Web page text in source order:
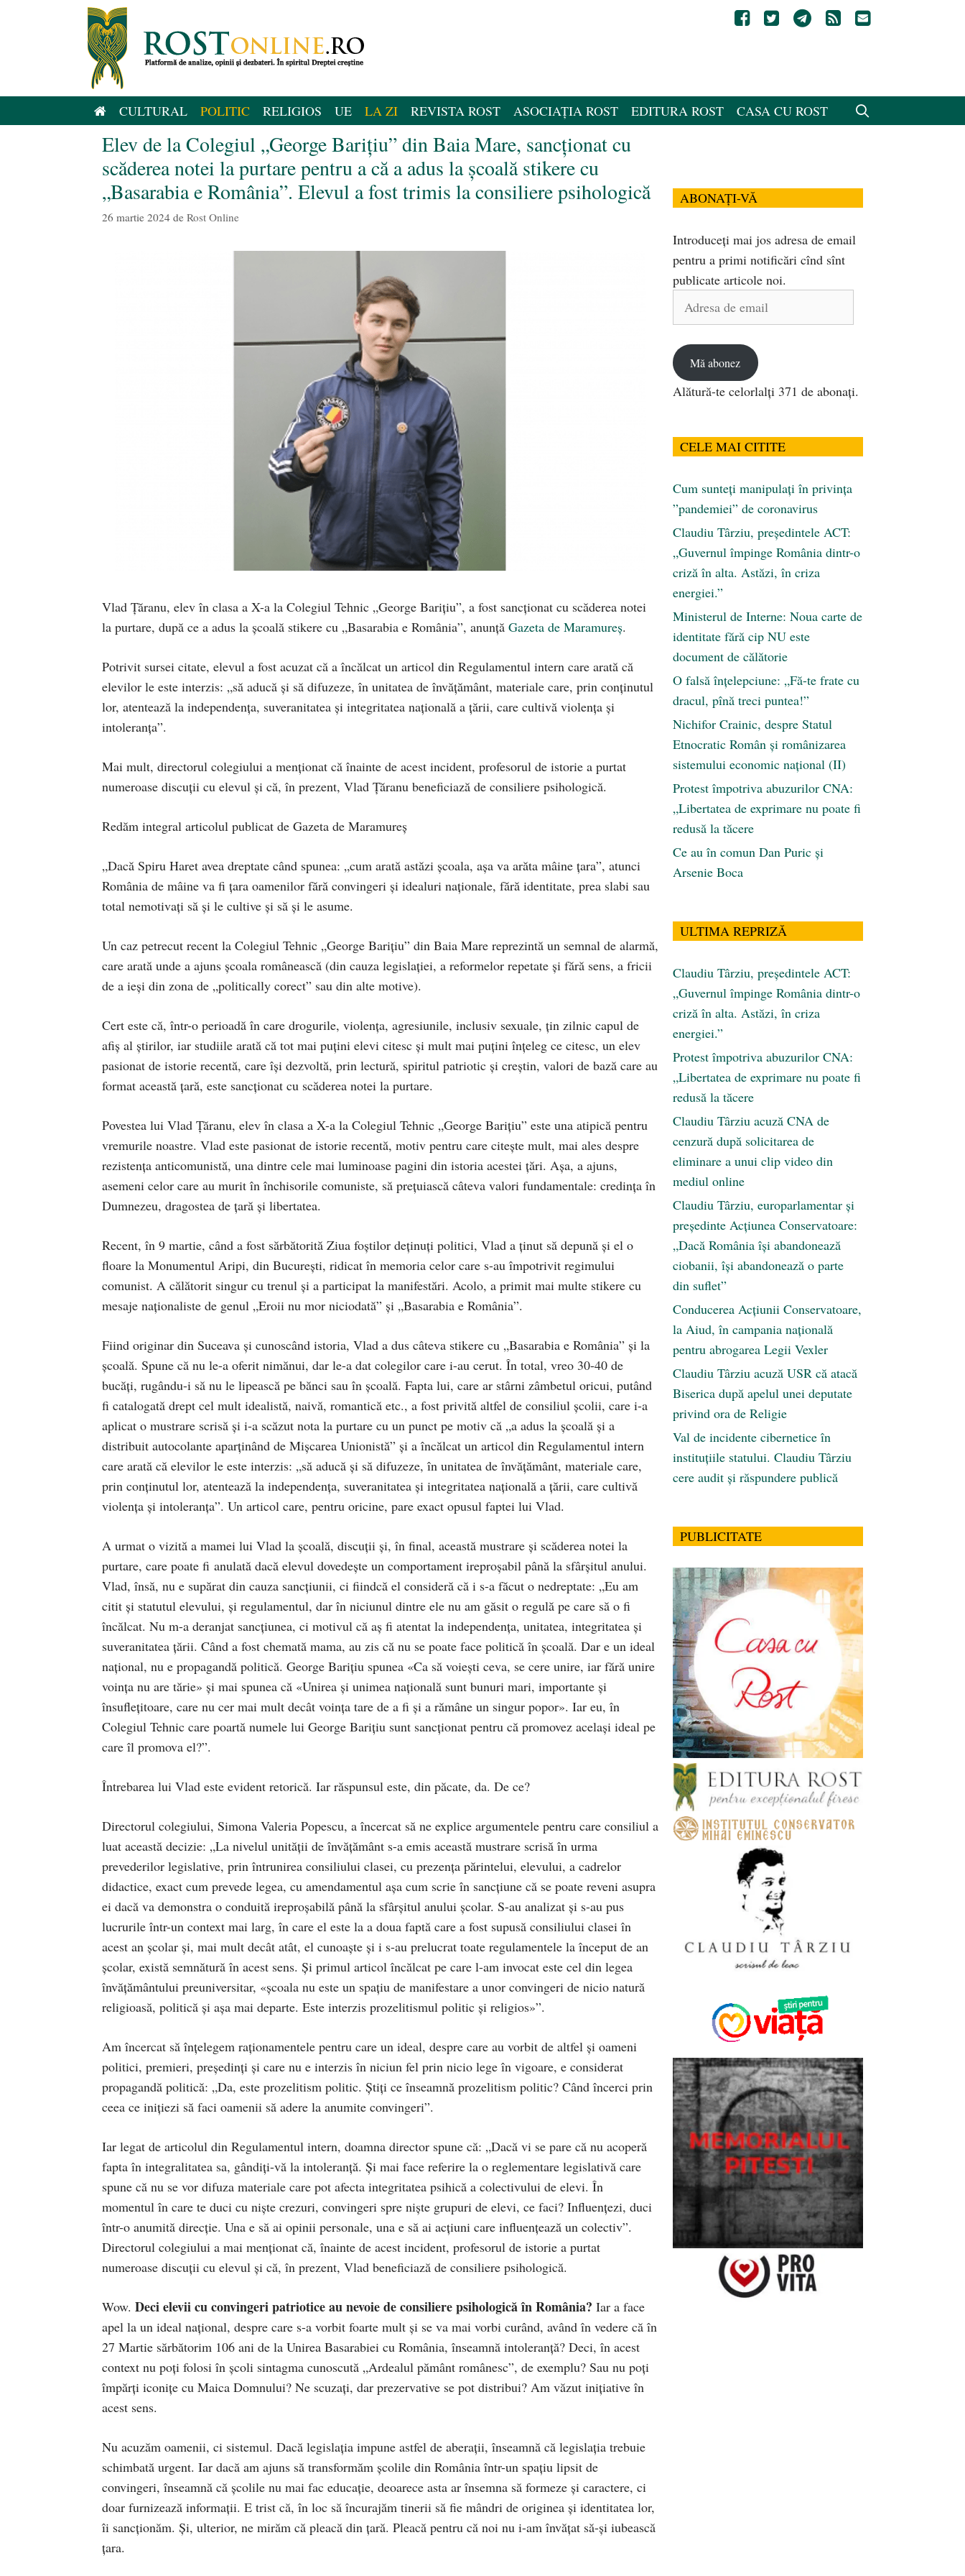
CULTURAL POLITIC RELIGIOS UE LA ZI REVISTA ROST ASOCIAȚIA ROST EDITURA ROST CASA CU ROST
Elev de la Colegiul „George Barițiu” din Baia Mare, sancționat cu
scăderea notei la purtare pentru a că a adus la școală stikere cu
„Basarabia e România”. Elevul a fost trimis la consiliere psihologică
26 martie 2024 de Rost Online
Vlad Țăranu, elev în clasa a X-a la Colegiul Tehnic „George Barițiu”, a fost sancționat cu scăderea notei
la purtare, după ce a adus la școală stikere cu „Basarabia e România”, anunță Gazeta de Maramureș.
Potrivit sursei citate, elevul a fost acuzat că a încălcat un articol din Regulamentul intern care arată că
elevilor le este interzis: „să aducă și să difuzeze, în unitatea de învățământ, materiale care, prin conținutul
lor, atentează la independența, suveranitatea și integritatea națională a țării, care cultivă violența și
intoleranța”.
Mai mult, directorul colegiului a menționat că înainte de acest incident, profesorul de istorie a purtat
numeroase discuții cu elevul și că, în prezent, Vlad Țăranu beneficiază de consiliere psihologică.
Redăm integral articolul publicat de Gazeta de Maramureș
„Dacă Spiru Haret avea dreptate când spunea: „cum arată astăzi școala, așa va arăta mâine țara”, atunci
România de mâine va fi țara oamenilor fără convingeri și idealuri naționale, fără identitate, prea slabi sau
total nemotivați să și le cultive și să și le asume.
Un caz petrecut recent la Colegiul Tehnic „George Barițiu” din Baia Mare reprezintă un semnal de alarmă,
care arată unde a ajuns școala românească (din cauza legislației, a reformelor repetate și fără sens, a fricii
de a ieși din zona de „politically corect” sau din alte motive).
Cert este că, într-o perioadă în care drogurile, violența, agresiunile, inclusiv sexuale, țin zilnic capul de
afiș al știrilor, iar studiile arată că tot mai puțini elevi citesc și mult mai puțini înțeleg ce citesc, un elev
pasionat de istorie recentă, care își dezvoltă, prin lectură, spiritul patriotic și creștin, valori de bază care au
format această țară, este sancționat cu scăderea notei la purtare.
Povestea lui Vlad Țăranu, elev în clasa a X-a la Colegiul Tehnic „George Barițiu” este una atipică pentru
vremurile noastre. Vlad este pasionat de istorie recentă, motiv pentru care citește mult, mai ales despre
rezistența anticomunistă, una dintre cele mai luminoase pagini din istoria acestei țări. Așa, a ajuns,
asemeni celor care au murit în închisorile comuniste, să prețuiască câteva valori fundamentale: credința în
Dumnezeu, dragostea de țară și libertatea.
Recent, în 9 martie, când a fost sărbătorită Ziua foștilor deținuți politici, Vlad a ținut să depună și el o
floare la Monumentul Aripi, din București, ridicat în memoria celor care s-au împotrivit regimului
comunist. A călătorit singur cu trenul și a participat la manifestări. Acolo, a primit mai multe stikere cu
mesaje naționaliste de genul „Eroii nu mor niciodată” și „Basarabia e România”.
Fiind originar din Suceava și cunoscând istoria, Vlad a dus câteva stikere cu „Basarabia e România” și la
școală. Spune că nu le-a oferit nimănui, dar le-a dat colegilor care i-au cerut. În total, vreo 30-40 de
bucăți, rugându-i să nu le lipească pe bănci sau în școală. Fapta lui, care ar stârni zâmbetul oricui, putând
fi catalogată drept cel mult idealistă, naivă, romantică etc., a fost privită altfel de consiliul școlii, care i-a
aplicat o mustrare scrisă și i-a scăzut nota la purtare cu un punct pe motiv că „a adus la școală și a
distribuit autocolante aparținând de Mișcarea Unionistă” și a încălcat un articol din Regulamentul intern
care arată că elevilor le este interzis: „să aducă și să difuzeze, în unitatea de învățământ, materiale care,
prin conținutul lor, atentează la independența, suveranitatea și integritatea națională a țării, care cultivă
violența și intoleranța”. Un articol care, pentru oricine, pare exact opusul faptei lui Vlad.
A urmat o vizită a mamei lui Vlad la școală, discuții și, în final, această mustrare și scăderea notei la
purtare, care poate fi anulată dacă elevul dovedește un comportament ireproșabil până la sfârșitul anului.
Vlad, însă, nu e supărat din cauza sancțiunii, ci fiindcă el consideră că i s-a făcut o nedreptate: „Eu am
citit și statutul elevului, și regulamentul, dar în niciunul dintre ele nu am găsit o regulă pe care să o fi
încălcat. Nu m-a deranjat sancțiunea, ci motivul că aș fi atentat la independența, unitatea, integritatea și
suveranitatea țării. Când a fost chemată mama, au zis că nu se poate face politică în școală. Dar e un ideal
național, nu e propagandă politică. George Barițiu spunea «Ca să voiești ceva, se cere unire, iar fără unire
voința nu are tărie» și mai spunea că «Unirea și unimea națională sunt bunuri mari, importante și
însuflețitoare, care nu cer mai mult decât voința tare de a fi și a rămâne un singur popor». Iar eu, în
Colegiul Tehnic care poartă numele lui George Barițiu sunt sancționat pentru că promovez același ideal pe
care îl promova el?”.
Întrebarea lui Vlad este evident retorică. Iar răspunsul este, din păcate, da. De ce?
Directorul colegiului, Simona Valeria Popescu, a încercat să ne explice argumentele pentru care consiliul a
luat această decizie: „La nivelul unității de învățământ s-a emis această mustrare scrisă în urma
prevederilor legislative, prin întrunirea consiliului clasei, cu prezența părintelui, elevului, a cadrelor
didactice, exact cum prevede legea, cu amendamentul așa cum scrie în sancțiune că se poate reveni asupra
ei dacă va demonstra o conduită ireproșabilă până la sfârșitul anului școlar. S-au analizat și s-au pus
lucrurile într-un context mai larg, în care el este la a doua faptă care a fost supusă consiliului clasei în
acest an școlar și, mai mult decât atât, el cunoaște și i s-au prelucrat toate regulamentele la început de an
școlar, există semnătură în acest sens. Și primul articol încălcat pe care l-am invocat este cel din legea
învățământului preuniversitar, «școala nu este un spațiu de manifestare a unor convingeri de nicio natură
religioasă, politică și așa mai departe. Este interzis prozelitismul politic și religios»”.
Am încercat să înțelegem raționamentele pentru care un ideal, despre care au vorbit de altfel și oameni
politici, premieri, președinți și care nu e interzis în niciun fel prin nicio lege în vigoare, e considerat
propagandă politică: „Da, este prozelitism politic. Știți ce înseamnă prozelitism politic? Când încerci prin
ceea ce inițiezi să faci oamenii să adere la anumite convingeri”.
Iar legat de articolul din Regulamentul intern, doamna director spune că: „Dacă vi se pare că nu acoperă
fapta în integralitatea sa, gândiți-vă la intoleranță. Și mai face referire la o reglementare legislativă care
spune că nu se vor difuza materiale care pot afecta integritatea psihică a colectivului de elevi. În
momentul în care te duci cu niște crezuri, convingeri spre niște grupuri de elevi, ce faci? Influențezi, duci
într-o anumită direcție. Una e să ai opinii personale, una e să ai acțiuni care influențează un colectiv”.
Directorul colegiului a mai menționat că, înainte de acest incident, profesorul de istorie a purtat
numeroase discuții cu elevul și că, în prezent, Vlad beneficiază de consiliere psihologică.
Wow. Deci elevii cu convingeri patriotice au nevoie de consiliere psihologică în România? Iar a face
apel la un ideal național, despre care s-a vorbit foarte mult și se va mai vorbi curând, având în vedere că în
27 Martie sărbătorim 106 ani de la Unirea Basarabiei cu România, înseamnă intoleranță? Deci, în acest
context nu poți folosi în școli sintagma cunoscută „Ardealul pământ românesc”, de exemplu? Sau nu poți
împărți iconițe cu Maica Domnului? Ne scuzați, dar prezervative se pot distribui? Am văzut inițiative în
acest sens.
Nu acuzăm oamenii, ci sistemul. Dacă legislația impune astfel de aberații, înseamnă că legislația trebuie
schimbată urgent. Iar dacă am ajuns să transformăm școlile din România într-un spațiu lipsit de
convingeri, înseamnă că școlile nu mai fac educație, deoarece asta ar însemna să formeze și caractere, ci
doar furnizează informații. E trist că, în loc să încurajăm tinerii să fie mândri de originea și identitatea lor,
îi sancționăm. Și, ulterior, ne mirăm că pleacă din țară. Pleacă pentru că noi nu i-am învățat să-și iubească
țara.
ABONAȚI-VĂ
Introduceți mai jos adresa de email
pentru a primi notificări cînd sînt
publicate articole noi.
Adresa
Mă abonez
Alătură-te celorlalți 371 de abonați.
CELE MAI CITITE
Cum sunteți manipulați în privința
”pandemiei” de coronavirus
Claudiu Târziu, președintele ACT:
„Guvernul împinge România dintr-o
criză în alta. Astăzi, în criza
energiei.”
Ministerul de Interne: Noua carte de
identitate fără cip NU este
document de călătorie
O falsă înțelepciune: „Fă-te frate cu
dracul, pînă treci puntea!”
Nichifor Crainic, despre Statul
Etnocratic Român şi românizarea
sistemului economic naţional (II)
Protest împotriva abuzurilor CNA:
„Libertatea de exprimare nu poate fi
redusă la tăcere
Ce au în comun Dan Puric şi
Arsenie Boca
ULTIMA REPRIZĂ
Claudiu Târziu, președintele ACT:
„Guvernul împinge România dintr-o
criză în alta. Astăzi, în criza
energiei.”
Protest împotriva abuzurilor CNA:
„Libertatea de exprimare nu poate fi
redusă la tăcere
Claudiu Târziu acuză CNA de
cenzură după solicitarea de
eliminare a unui clip video din
mediul online
Claudiu Târziu, europarlamentar și
președinte Acțiunea Conservatoare:
„Dacă România își abandonează
ciobanii, își abandonează o parte
din suflet”
Conducerea Acțiunii Conservatoare,
la Aiud, în campania națională
pentru abrogarea Legii Vexler
Claudiu Târziu acuză USR că atacă
Biserica după apelul unei deputate
privind ora de Religie
Val de incidente cibernetice în
instituțiile statului. Claudiu Târziu
cere audit și răspundere publică
PUBLICITATE